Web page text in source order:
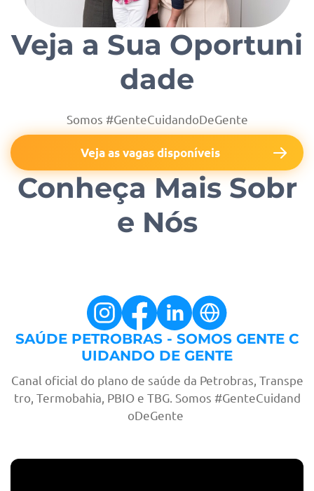
Veja a Sua Oportuni
dade
Somos #GenteCuidandoDeGente
Veja as vagas disponíveis
Conheça Mais Sobr
e Nós
SAÚDE PETROBRAS - SOMOS GENTE C
UIDANDO DE GENTE
Canal oficial do plano de saúde da Petrobras, Transpe
tro, Termobahia, PBIO e TBG. Somos #GenteCuidand
oDeGente